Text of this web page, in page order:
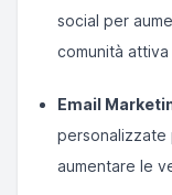
social per
comunità
Email
personalizzate
aumentare le